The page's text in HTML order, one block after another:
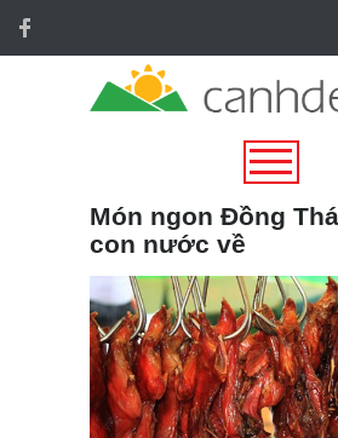
Món ngon Đồng
con nước về